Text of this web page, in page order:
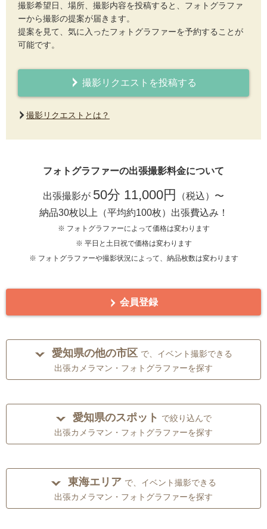
撮影希望日、場所、撮影内容を投稿すると、フォトグラファ
ーから撮影の提案が届きます。
提案を見て、気に入ったフォトグラファーを予約することが
可能です。
撮影リクエストを投稿する
撮影リクエストとは？
フォトグラファーの出張撮影料金について
出張撮影が 50分 11,000円
（税込）〜
納品30枚以上（平均約100枚）出張費込み！
※ フォトグラファーによって価格は変わります
※ 平日と土日祝で価格は変わります
※ フォトグラファーや撮影状況によって、納品枚数は変わります
会員登録
愛知県の他の市区 で、イベント撮影できる
出張カメラマン・フォトグラファーを探す
愛知県のスポット で絞り込んで
出張カメラマン・フォトグラファーを探す
東海エリア で、イベント撮影できる
出張カメラマン・フォトグラファーを探す